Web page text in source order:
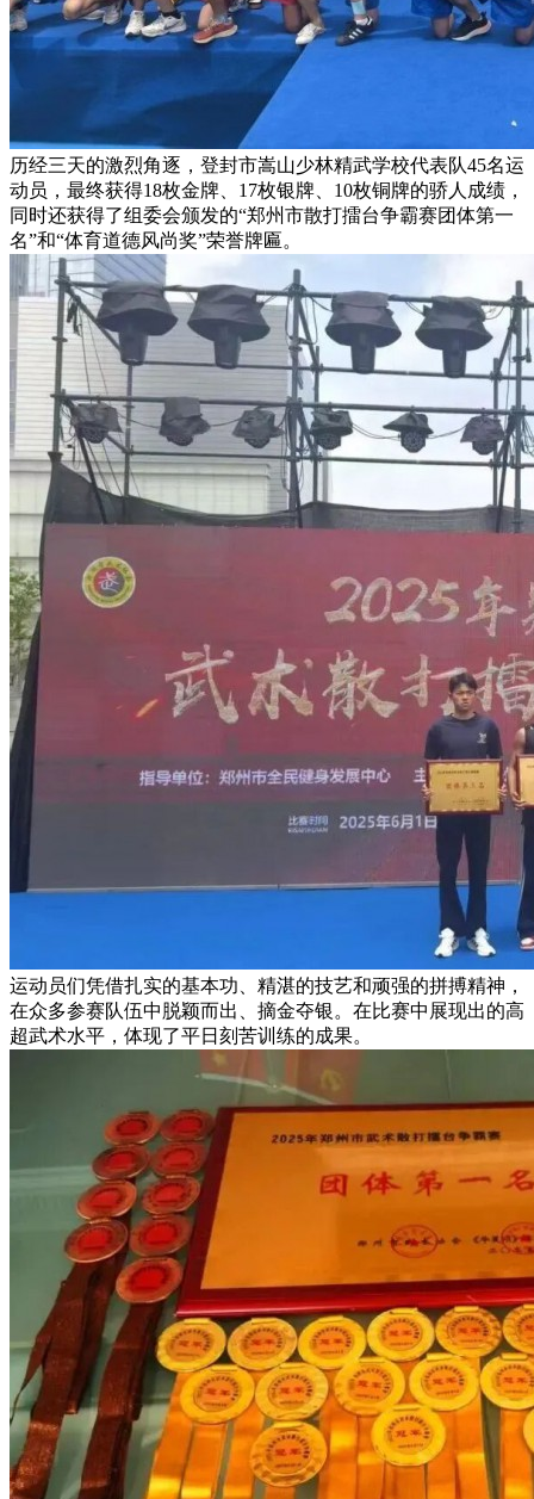
历经三天的激烈角逐，登封市嵩山少林精武学校代表队45名运
动员，最终获得18枚金牌、17枚银牌、10枚铜牌的骄人成绩，
同时还获得了组委会颁发的“郑州市散打擂台争霸赛团体第一
名”和“体育道德风尚奖”荣誉牌匾。
运动员们凭借扎实的基本功、精湛的技艺和顽强的拼搏精神，
在众多参赛队伍中脱颖而出、摘金夺银。在比赛中展现出的高
超武术水平，体现了平日刻苦训练的成果。